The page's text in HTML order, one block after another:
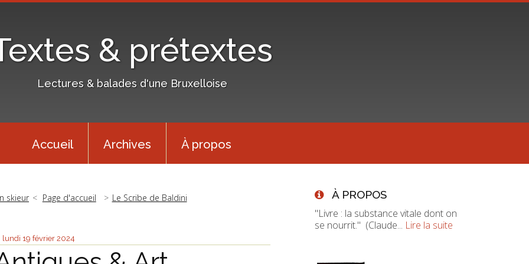
& prétextes
Lectures & balades d'une Bruxelloise
Accueil Archives À propos
skieur Page d'accueil Le Scribe de Baldini
lundi 19 février 2024
À PROPOS
"Livre : la substance vitale dont on
se nourrit." (Claude... Lire la suite